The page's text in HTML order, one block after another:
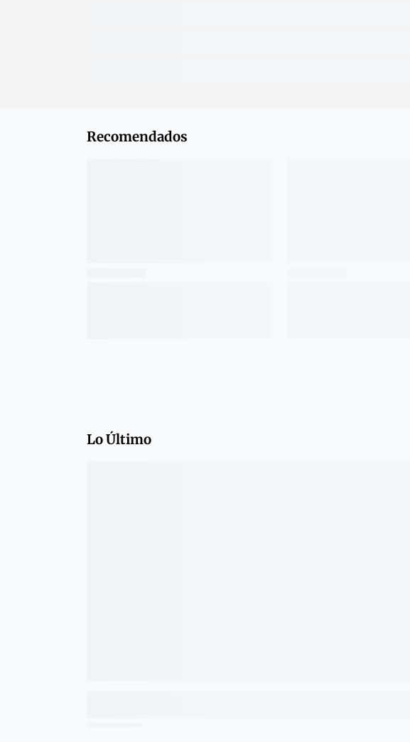
Recomendados
Lo Último